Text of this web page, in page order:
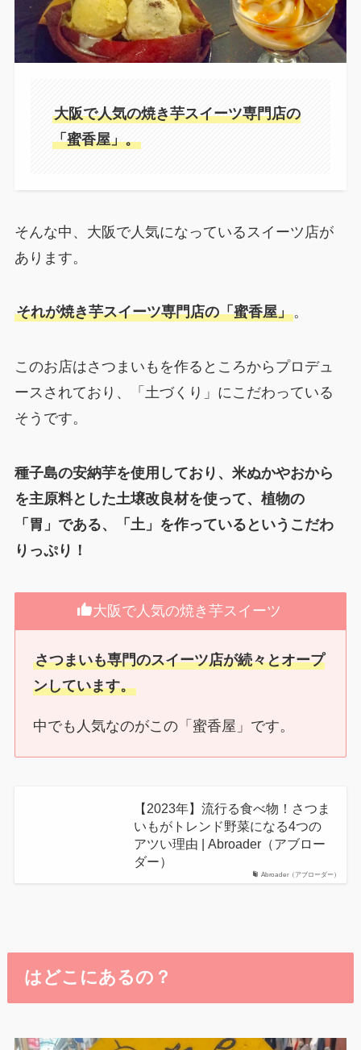
大阪で人気の焼き芋スイーツ専門店の
「蜜香屋」。
そんな中、大阪で人気になっているスイーツ店が
あります。
それが焼き芋スイーツ専門店の「蜜香屋」。
このお店はさつまいもを作るところからプロデュ
ースされており、「土づくり」にこだわっている
そうです。
種子島の安納芋を使用しており、米ぬかやおから
を主原料とした土壌改良材を使って、植物の
「胃」である、「土」を作っているというこだわ
りっぷり！
大阪で人気の焼き芋スイーツ
さつまいも専門のスイーツ店が続々とオープ
ンしています。
中でも人気なのがこの「蜜香屋」です。
Abroader（アブローダー）
【2023年】流行る食べ物！さつま
いもがトレンド野菜になる4つの
アツい理由 | Abroader（アブロー
ダー）
はどこにあるの？